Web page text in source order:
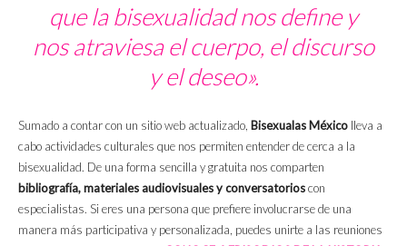
que la bisexualidad nos define y
nos atraviesa el cuerpo, el discurso
y el deseo».
Sumado a contar con un sitio web actualizado, Bisexualas México lleva a
cabo actividades culturales que nos permiten entender de cerca a la
bisexualidad. De una forma sencilla y gratuita nos comparten
bibliografía, materiales audiovisuales y conversatorioscon
especialistas. Si eres una persona que prefiere involucrarse de una
manera más participativa y personalizada, puedes unirte a las reuniones